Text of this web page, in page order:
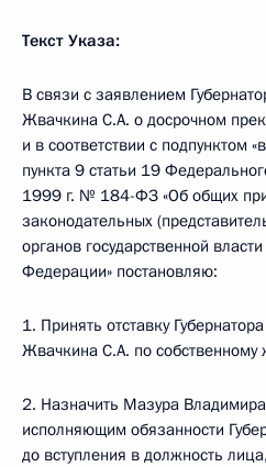
Текст Указа:
В связи с заявлением
Жвачкина С.А. о досрочном
и в соответствии с подпунктом
пункта 9 статьи 19
1999 г. № 184-ФЗ «Об общих
законодательных
органов государственной
Федерации» постановляю:
1. Принять отставку
Жвачкина С.А. по
2. Назначить Мазура
исполняющим обязанности
до вступления в должность